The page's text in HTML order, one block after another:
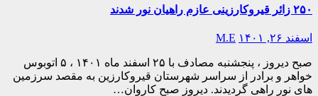
۲۵۰ زائر قیروکارزینی عازم راهیان نور شدند
اسفند ۲۶, ۱۴۰۱ M.E
صبح دیروز ، پنجشنبه مصادف با ۲۵ اسفند ماه ۱۴۰۱ ، ۵ اتوبوس
خواهر و برادر از سراسر شهرستان قیروکارزین به مقصد سرزمین
های نور راهی گردیدند. دیروز صبح کاروان…